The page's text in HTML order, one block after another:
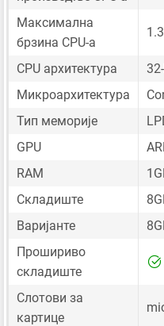
Максимална
брзина CPU-а
CPU архитектура
Микроархитектура
Тип меморије
GPU
RAM
Складиште
Варијанте
Прошириво
складиште
Слотови за
картице